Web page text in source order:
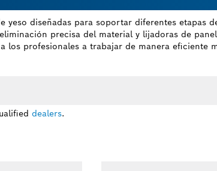
yeso diseñadas para soportar diferentes etapas
precisa del material y lijadoras de
los profesionales a trabajar de manera eficiente
dealers.